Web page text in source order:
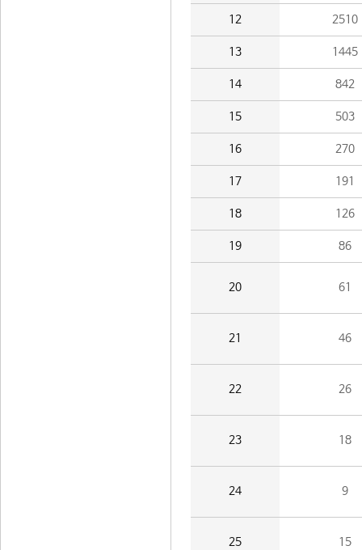
12 2510
13 1445
14 842
15 503
16 270
17 191
18 126
19 86
20 61
21 46
22 26
23 18
24 9
25 15